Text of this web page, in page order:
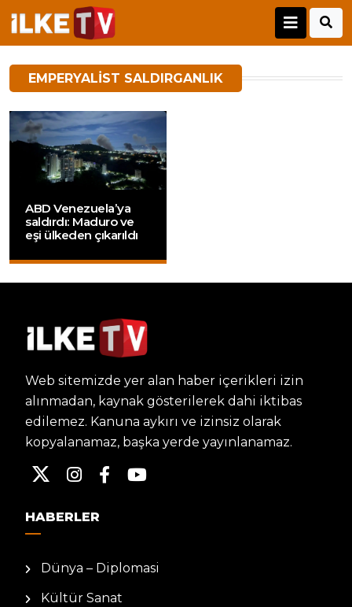
EMPERYALIST SALDIRGANLIK
ABD Venezuela’ya
saldırdı: Maduro ve
eşi ülkeden çıkarıldı
Web sitemizde yer alan haber içerikleri izin
alınmadan, kaynak gösterilerek dahi iktibas
edilemez. Kanuna aykırı ve izinsiz olarak
kopyalanamaz, başka yerde yayınlanamaz.
HABERLER
Dünya – Diplomasi
Kültür Sanat